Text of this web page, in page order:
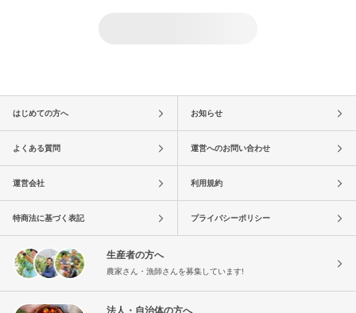
はじめての方へ お知らせ
よくある質問 運営へのお問い合わせ
運営会社 利用規約
特商法に基づく表記 プライバシーポリシー
生産者の方へ
農家さん・漁師さんを募集しています!
法人・自治体の方へ